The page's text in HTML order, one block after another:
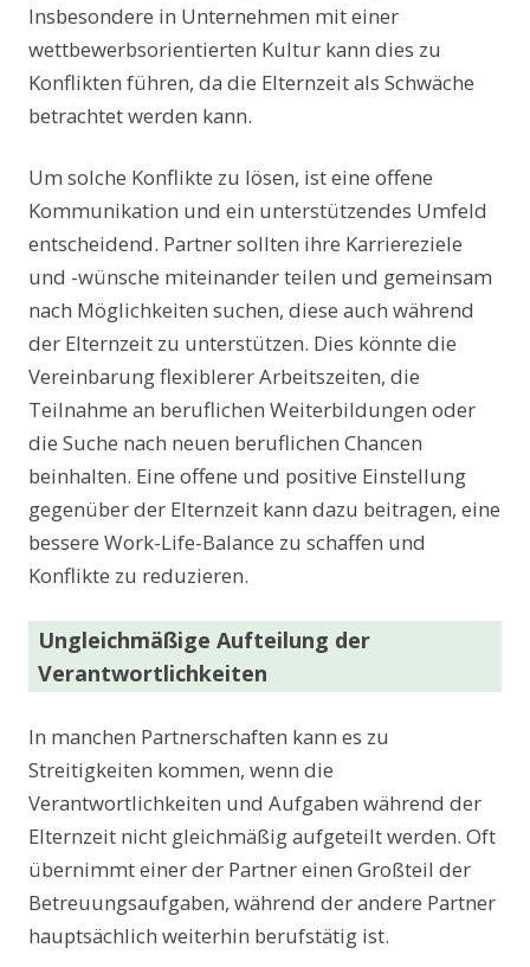
Insbesondere in Unternehmen mit einer
wettbewerbsorientierten Kultur kann dies zu
Konflikten führen, da die Elternzeit als Schwäche
betrachtet werden kann.
Um solche Konflikte zu lösen, ist eine offene
Kommunikation und ein unterstützendes Umfeld
entscheidend. Partner sollten ihre Karriereziele
und -wünsche miteinander teilen und gemeinsam
nach Möglichkeiten suchen, diese auch während
der Elternzeit zu unterstützen. Dies könnte die
Vereinbarung flexiblerer Arbeitszeiten, die
Teilnahme an beruflichen Weiterbildungen oder
die Suche nach neuen beruflichen Chancen
beinhalten. Eine offene und positive Einstellung
gegenüber der Elternzeit kann dazu beitragen, eine
bessere Work-Life-Balance zu schaffen und
Konflikte zu reduzieren.
Ungleichmäßige Aufteilung der
Verantwortlichkeiten
In manchen Partnerschaften kann es zu
Streitigkeiten kommen, wenn die
Verantwortlichkeiten und Aufgaben während der
Elternzeit nicht gleichmäßig aufgeteilt werden. Oft
übernimmt einer der Partner einen Großteil der
Betreuungsaufgaben, während der andere Partner
hauptsächlich weiterhin berufstätig ist.